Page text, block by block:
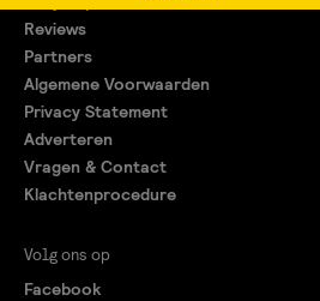
Editio
Reviews
Partners
Algemene Voorwaarden
Privacy Statement
Adverteren
Vragen & Contact
Klachtenprocedure
Volg ons op
Facebook